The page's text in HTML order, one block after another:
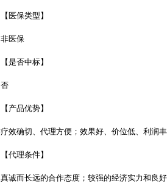
【医保类型】
非医保
【是否中标】
否
【产品优势】
疗效确切、代理方便；效果好、价位低、利润
【代理条件】
真诚而长远的合作态度；较强的经济实力和良